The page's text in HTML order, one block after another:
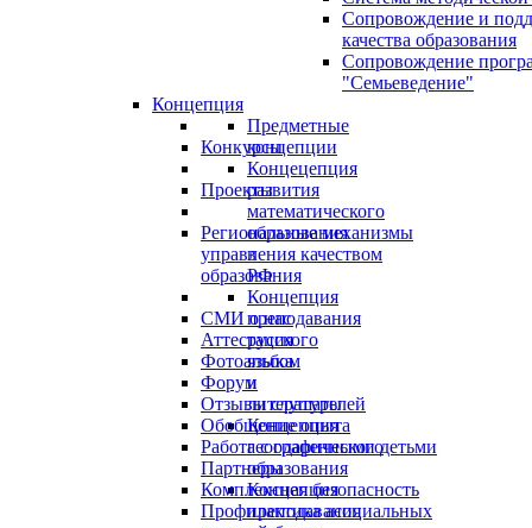
Сопровождение и
качества образования
Сопровождение
"Семьеведение"
Концепция
Предметные
концепции
Концецепция
развития
математического
образования
в
РФ
Концепция
преподавания
русского
языка
и
литературы
Концепция
географического
образования
Концепция
преподавания
Конкурсы
Проекты
Региональные механизмы
управления качеством
образования
СМИ о нас
Аттестация
Фотоальбом
Форум
Отзывы слушателей
Обобщение опыта
Работа с одаренными детьми
Партнеры
Комплексная безопасность
Профилактика асоциальных